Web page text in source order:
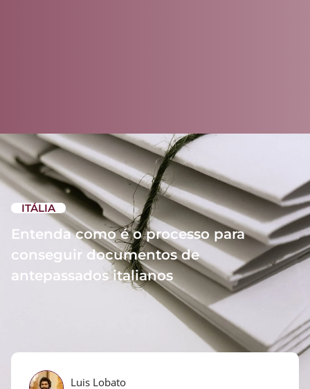
ITÁLIA
Entenda como é o processo para
conseguir documentos de
antepassados italianos
Luis Lobato